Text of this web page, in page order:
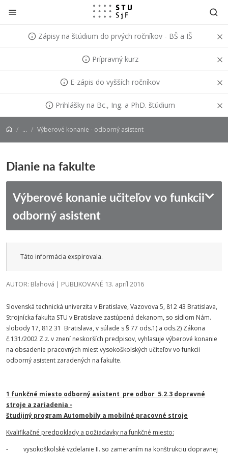
Prejsť na obsah
Zápisy na štúdium do prvých ročníkov - BŠ a IŠ
Prípravný kurz
E-zápis do vyšších ročníkov
Prihlášky na Bc., Ing. a PhD. štúdium
... Výberové konanie - odborný asistent
Dianie na fakulte
Výberové konanie učiteľov vo funkcii
odborný asistent
Táto informácia exspirovala.
AUTOR: Blahová | PUBLIKOVANÉ 13. apríl 2016
Slovenská technická univerzita v Bratislave, Vazovova 5, 812 43 Bratislava,
Strojnícka fakulta STU v Bratislave zastúpená dekanom, so sídlom Nám.
slobody 17, 812 31 Bratislava, v súlade s § 77 ods.1) a ods.2) Zákona
č.131/2002 Z.z. v znení neskorších predpisov, vyhlasuje výberové konanie
na obsadenie pracovných miest vysokoškolských učiteľov vo funkcii
odborný asistent zaradených na fakulte.
1 funkčné miesto odborný asistent pre odbor 5.2.3 dopravné
stroje a zariadenia -
študijný program Automobily a mobilné pracovné stroje
Kvalifikačné predpoklady a požiadavky na funkčné miesto:
- vysokoškolské vzdelanie II. so zameraním na konštrukciu dopravnej